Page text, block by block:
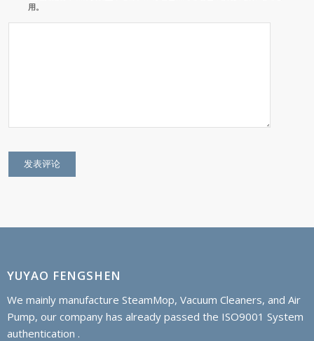
用。
YUYAO FENGSHEN
We mainly manufacture SteamMop, Vacuum Cleaners, and Air
Pump, our company has already passed the ISO9001 System
authentication .